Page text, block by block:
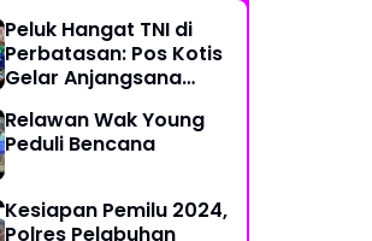
Peluk Hangat TNI di
Perbatasan: Pos Kotis
Gelar Anjangsana
Relawan Wak Young
Peduli Bencana
Kesiapan Pemilu 2024,
Polres Pelabuhan